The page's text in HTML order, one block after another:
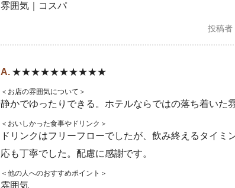
雰囲気｜コスパ
投稿者
★★★★★★★★★★
＜お店の雰囲気について＞
静かでゆったりできる。ホテルならではの落ち着いた
＜おいしかった食事やドリンク＞
ドリンクはフリーフローでしたが、飲み終えるタイ
応も丁寧でした。配慮に感謝です。
＜他の人へのおすすめポイント＞
雰囲気